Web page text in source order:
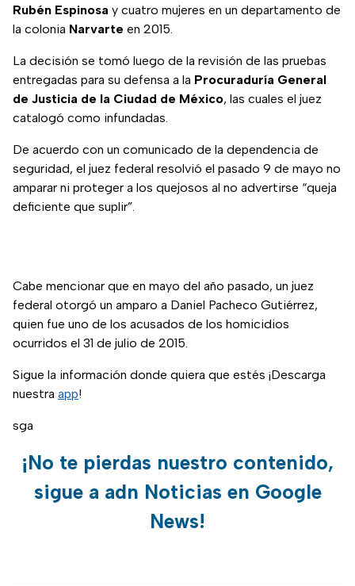
Rubén Espinosa y cuatro mujeres en un departamento de
la colonia Narvarte en 2015.
La decisión se tomó luego de la revisión de las pruebas
entregadas para su defensa a la Procuraduría General
de Justicia de la Ciudad de México, las cuales el juez
catalogó como infundadas.
De acuerdo con un comunicado de la dependencia de
seguridad, el juez federal resolvió el pasado 9 de mayo no
amparar ni proteger a los quejosos al no advertirse “queja
deficiente que suplir”.
Cabe mencionar que en mayo del año pasado, un juez
federal otorgó un amparo a Daniel Pacheco Gutiérrez,
quien fue uno de los acusados de los homicidios
ocurridos el 31 de julio de 2015.
Sigue la información donde quiera que estés ¡Descarga
nuestra app!
sga
¡No te pierdas nuestro contenido,
sigue a adn Noticias en Google
News!